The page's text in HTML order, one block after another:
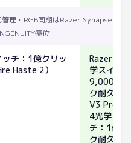
理・RGB同期はRazer Synapse +
優位
チ：1億クリッ
Haste 2）
Razer
学スイッ
9,000万
ク耐久（
V3 Pro）
4光学スイ
チ：1億ク
ク耐久（